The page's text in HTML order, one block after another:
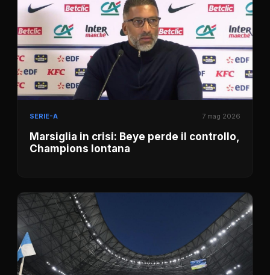
SERIE-A 7 mag 2026
Marsiglia in crisi: Beye perde il controllo,
Champions lontana